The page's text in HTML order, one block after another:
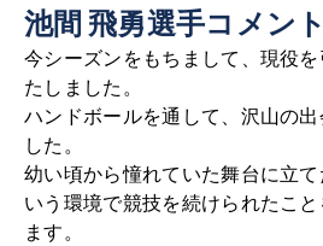
池間 飛勇選手コメント
今シーズンをもちまして、現役
たしました。
ハンドボールを通して、沢山の
した。
幼い頃から憧れていた舞台に立
いう環境で競技を続けられたこ
ます。